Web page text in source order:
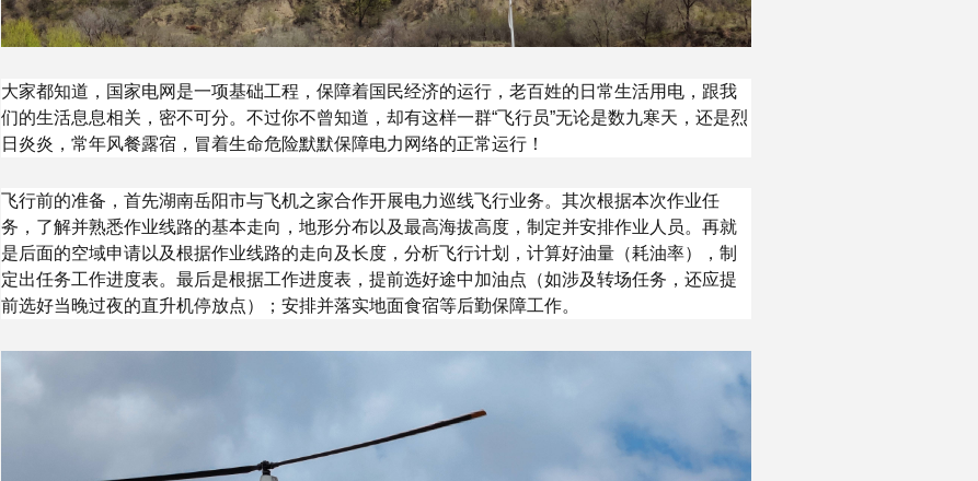
大家都知道，国家电网是一项基础工程，保障着国民经济的运行，老百姓的日常生活用电，跟我
们的生活息息相关，密不可分。不过你不曾知道，却有这样一群“飞行员”无论是数九寒天，还是烈
日炎炎，常年风餐露宿，冒着生命危险默默保障电力网络的正常运行！
飞行前的准备，首先湖南岳阳市与飞机之家合作开展电力巡线飞行业务。其次根据本次作业任
务，了解并熟悉作业线路的基本走向，地形分布以及最高海拔高度，制定并安排作业人员。再就
是后面的空域申请以及根据作业线路的走向及长度，分析飞行计划，计算好油量（耗油率），制
定出任务工作进度表。最后是根据工作进度表，提前选好途中加油点（如涉及转场任务，还应提
前选好当晚过夜的直升机停放点）；安排并落实地面食宿等后勤保障工作。